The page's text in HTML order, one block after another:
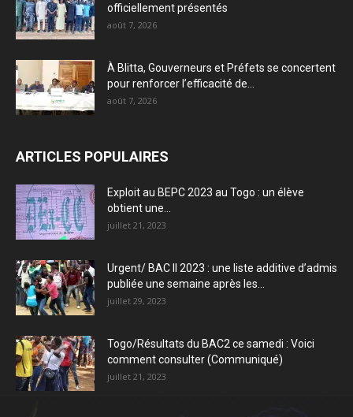
officiellement présentés
août 7, 2026
À Blitta, Gouverneurs et Préfets se concertent
pour renforcer l’efficacité de...
août 7, 2026
ARTICLES POPULAIRES
Exploit au BEPC 2023 au Togo : un élève
obtient une...
juillet 21, 2023
Urgent/ BAC II 2023 : une liste additive d’admis
publiée une semaine après les...
juillet 29, 2023
Togo/Résultats du BAC2 ce samedi : Voici
comment consulter (Communiqué)
juillet 21, 2023